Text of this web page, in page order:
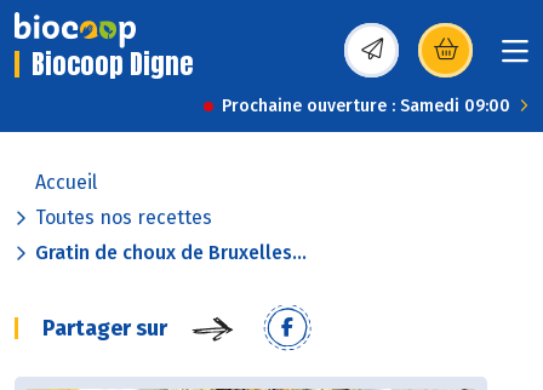
Biocoop Digne (s’ouvre dans une
Prochaine ouverture : Samedi 09:00
Accueil
Toutes nos recettes
Gratin de choux de Bruxelles...
Partager sur